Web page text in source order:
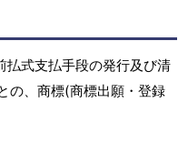
式支払手段の発行及び清
の、商標(商標出願・登録